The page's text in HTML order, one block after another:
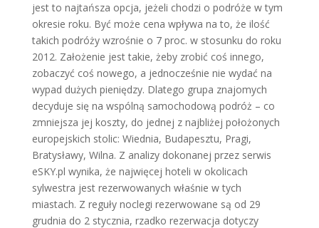
jest to najtańsza opcja, jeżeli chodzi o podróże w tym
okresie roku. Być może cena wpływa na to, że ilość
takich podróży wzrośnie o 7 proc. w stosunku do roku
2012. Założenie jest takie, żeby zrobić coś innego,
zobaczyć coś nowego, a jednocześnie nie wydać na
wypad dużych pieniędzy. Dlatego grupa znajomych
decyduje się na wspólną samochodową podróż – co
zmniejsza jej koszty, do jednej z najbliżej położonych
europejskich stolic: Wiednia, Budapesztu, Pragi,
Bratysławy, Wilna. Z analizy dokonanej przez serwis
eSKY.pl wynika, że najwięcej hoteli w okolicach
sylwestra jest rezerwowanych właśnie w tych
miastach. Z reguły noclegi rezerwowane są od 29
grudnia do 2 stycznia, rzadko rezerwacja dotyczy